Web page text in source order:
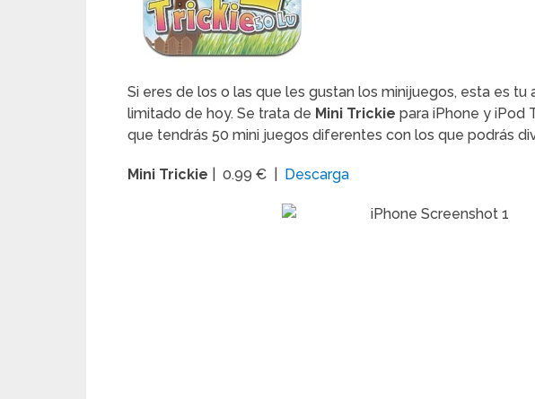
Si eres de los o las que les gustan los minijuegos, esta es
limitado de hoy. Se trata de Mini Trickie para iPhone y iPod
que tendrás 50 mini juegos diferentes con los que podrás
Mini Trickie | 0.99 € | Descarga